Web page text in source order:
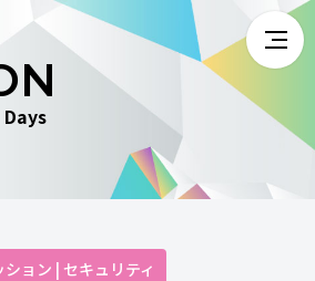
Days
ョン | セキュリティ